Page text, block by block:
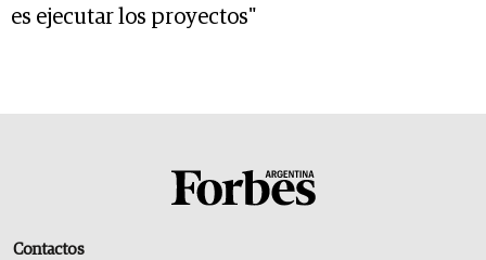
es ejecutar los proyectos"
Contactos